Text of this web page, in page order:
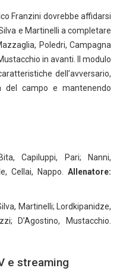
Franzini dovrebbe affidarsi
e Martinelli a completare
Poledri, Campagna
in avanti. Il modulo
dell’avversario,
campo e mantenendo
Capiluppi, Pari; Nanni,
Cellai, Nappo. Allenatore:
Martinelli; Lordkipanidze,
D’Agostino, Mustacchio.
e streaming